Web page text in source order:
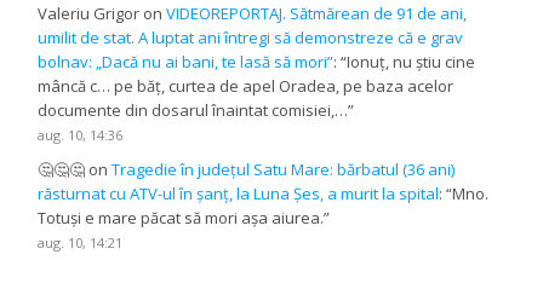
Valeriu Grigor onVIDEOREPORTAJ. Sătmărean de 91 de ani,
umilit de stat. A luptat ani întregi să demonstreze că e grav
bolnav: „Dacă nu ai bani, te lasă să mori”: “Ionuț, nu știu cine
mâncă c… pe băț, curtea de apel Oradea, pe baza acelor
documente din dosarul înaintat comisiei,…”
aug. 10, 14:36
🤔🤔🤔 onTragedie în județul Satu Mare: bărbatul (36 ani)
răsturnat cu ATV-ul în șanț, la Luna Șes, a murit la spital: “Mno.
Totuși e mare păcat să mori așa aiurea.”
aug. 10, 14:21